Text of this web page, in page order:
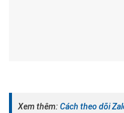
Xem thêm: Cách theo dõi